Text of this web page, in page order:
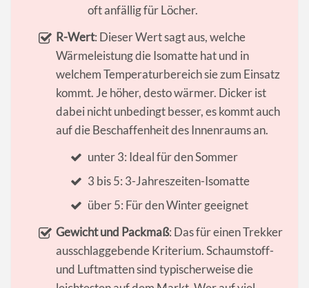
oft anfällig für Löcher.
R-Wert: Dieser Wert sagt aus, welche
Wärmeleistung die Isomatte hat und in
welchem Temperaturbereich sie zum Einsatz
kommt. Je höher, desto wärmer. Dicker ist
dabei nicht unbedingt besser, es kommt auch
auf die Beschaffenheit des Innenraums an.
unter 3: Ideal für den Sommer
3 bis 5: 3-Jahreszeiten-Isomatte
über 5: Für den Winter geeignet
Gewicht und Packmaß: Das für einen Trekker
ausschlaggebende Kriterium. Schaumstoff-
und Luftmatten sind typischerweise die